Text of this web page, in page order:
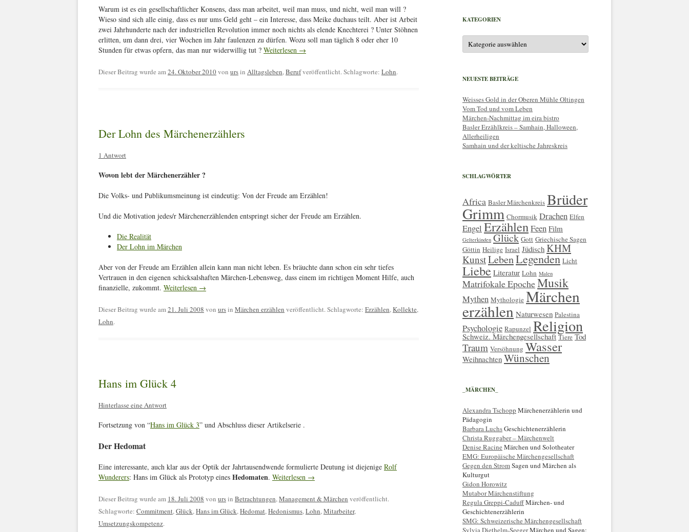
Warum ist es ein gesellschaftlicher Konsens, dass man arbeitet, weil man muss, und nicht, weil man will ?
Wieso sind sich alle einig, dass es nur ums Geld geht – ein Interesse, dass Meike duchaus teilt. Aber ist Arbeit
zwei Jahrhunderte nach der industriellen Revolution immer noch nichts als elende Knechterei ? Unter Stöhnen
erlitten, um dann drei, vier Wochen im Jahr faulenzen zu dürfen. Wozu soll man täglich 8 oder eher 10
Stunden für etwas opfern, das man nur widerwillig tut ? Weiterlesen →
Dieser Beitrag wurde am24. Oktober 2010von ursin Alltagsleben,Berufveröffentlicht. Schlagworte: Lohn.
Der Lohn des Märchenerzählers
1 Antwort
Wovon lebt der Märchenerzähler ?
Die Volks- und Publikumsmeinung ist eindeutig: Von der Freude am Erzählen!
Und die Motivation jedes/r Märchenerzählenden entspringt sicher der Freude am Erzählen.
Die Realität
Der Lohn im Märchen
Aber von der Freude am Erzählen allein kann man nicht leben. Es bräuchte dann schon ein sehr tiefes
Vertrauen in den eigenen schicksalshaften Märchen-Lebensweg, dass einem im richtigen Moment Hilfe, auch
finanzielle, zukommt. Weiterlesen →
Dieser Beitrag wurde am21. Juli 2008 von ursin Märchen erzählen veröffentlicht. Schlagworte: Erzählen,Kollekte,
Lohn.
Hans im Glück 4
Hinterlasse eine Antwort
Fortsetzung von “Hans im Glück 3” und Abschluss dieser Artikelserie .
Der Hedomat
Eine interessante, auch klar aus der Optik der Jahrtausendwende formulierte Deutung ist diejenige Rolf
Wunderers: Hans im Glück als Prototyp eines Hedomaten. Weiterlesen →
Dieser Beitrag wurde am 18. Juli 2008 von ursin Betrachtungen,Management & Märchen veröffentlicht.
Schlagworte: Commitment,Glück,Hans im Glück,Hedomat,Hedonismus,Lohn,Mitarbeiter,
Umsetzungskompetenz.
KATEGORIEN
Kategorien
NEUESTE BEITRÄGE
Weisses Gold in der Oberen Mühle Oltingen
Vom Tod und vom Leben
Märchen-Nachmittag im eira bistro
Basler Erzählkreis – Samhain, Halloween,
Allerheiligen
Samhain und der keltische Jahreskreis
SCHLAGWÖRTER
Africa Basler Märchenkreis Brüder
Grimm Chormusik Drachen Elfen
Engel ErzählenFeen Film
Gelterkinden Glück Gott Griechische Sagen
Göttin Heilige Israel Jüdisch KHM
KunstLebenLegenden Licht
Liebe Literatur Lohn Malen
Matrifokale EpocheMusik
Mythen Mythologie Märchen
erzählen Naturwesen Palestina
Psychologie Rapunzel Religion
Schweiz. Märchengesellschaft Tiere Tod
Traum Versöhnung Wasser
Weihnachten Wünschen
_MÄRCHEN_
Alexandra Tschopp Märchenerzählerin und
Pädagogin
Barbara LuchsGeschichtenerzählerin
Christa Ruggaber – Märchenwelt
Denise Racine Märchen und Solotheater
EMG: Europäische Märchengesellschaft
Gegen den StromSagen und Märchen als
Kulturgut
Gidon Horowitz
Mutabor Märchenstiftung
Regula Greppi-CaduffMärchen- und
Geschichtenerzählerin
SMG: Schweizerische Märchengesellschaft
Sylvia Diethelm-SeegerMärchen und Sagen: